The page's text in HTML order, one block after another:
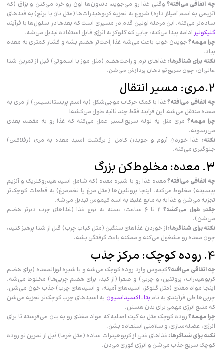
چه اتفاقی می‌افته؟ وقتی غذا رو می‌جوید، دندون‌ها اون رو خرد می‌کنن و بزاق (که
آنزیمی به اسم آمیلاز داره) شروع به تجزیه کربوهیدرات‌ها (مثل نان یا برنج) به قندهای
ساده‌تر می‌کنه. این مرحله اولین قدم در مسیری است که بعدها در سلول‌ها با فرآیند
گلیکولیز ادامه پیدا می‌کنه، جایی که گلوکز به انرژی قابل استفاده تبدیل می‌شه.
چرا مهمه؟جویدن خوب باعث می‌شه غذا راحت‌تر هضم بشه و فشار کمتری به معده
بیاد.
نکته برای شناگرها: غذاهای نرم و راحت‌هضم (مثل موز یا اسموتی) قبل از تمرین شنا
عالی‌ان، چون سریع تو دهان پردازش می‌شن.
2.مری: مسیر انتقال
چه اتفاقی می‌افته؟غذا با کمک حرکات موجی‌شکل (به اسم پریستالسیس) از مری به
معده منتقل می‌شه. این فرآیند فقط چند ثانیه طول می‌کشه!
چرا مهمه؟ مری مثل یه لوله سریع‌السیر عمل می‌کنه که غذا رو به مقصد بعدی
می‌رسونه.
نکته: غذا خوردن آروم و جویدن کامل از برگشت اسید معده به مری (رفلاکس)
جلوگیری می‌کنه.
3. معده: مخلوط‌کن بزرگ
چه اتفاقی می‌افته؟ معده غذا رو با شیره معده (که شامل اسید هیدروکلریک و آنزیم
پپسینه) مخلوط می‌کنه. اینجا پروتئین‌ها (مثل مرغ یا تخم‌مرغ) به قطعات کوچک‌تر
تجزیه می‌شن و غذا به یه مایع غلیظ به اسم کیموس تبدیل می‌شه.
چقدر طول می‌کشه؟
2 تا 6 ساعت، بسته به نوع غذا (غذاهای چرب دیرتر هضم
می‌شن).
نکته برای شناگرها: از خوردن غذاهای سنگین (مثل کباب چرب) قبل از شنا پرهیز کنید،
چون معده رو مشغول می‌کنه و ممکنه باعث گرفتگی بشه.
4. روده کوچک: مرکز جذب
چه اتفاقی می‌افته؟کیموس وارد روده کوچک می‌شه و با شیره لوزالمعده (برای هضم
کربوهیدرات، پروتئین، و چربی) و صفرا (از کبد، برای هضم چربی‌ها) مخلوط می‌شه.
اینجا مواد مغذی (مثل گلوکز، اسیدهای آمینه، و اسیدهای چرب) جذب خون می‌شن.
چربی‌ها طی فرآیندی به نام بتا-اکسیداسیون به اسیدهای چرب کوچک‌تر تجزیه می‌شن
که منبع انرژی مهمی برای بدن هستن.
چرا مهمه؟روده کوچک مثل یه گیت اصلیه که مواد مغذی رو به بدن می‌فرسته تا برای
انرژی، عضله‌سازی، و سلامتی استفاده بشن.
نکته برای شناگرها: غذاهای غنی از کربوهیدرات ساده (مثل خرما) قبل از تمرین تو روده
کوچک سریع جذب می‌شن و انرژی فوری می‌دن.